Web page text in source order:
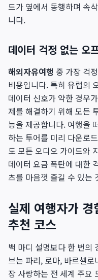
드가 옆에서 동행하며 속
니다.
데이터 걱정 없는 오
해외자유여행 중 가장 걱
비용입니다. 특히 유럽의
데이터 신호가 약한 경우
제를 해결하기 위해 모든
능을 제공합니다. 여행을
하는 투어를 미리 다운로
도 모든 오디오 가이드와
데이터 요금 폭탄에 대한
츠를 마음껏 즐길 수 있는
실제 여행자가
추천 코스
백 마디 설명보다 한 번의
브는 파리, 로마, 바르셀
장 사랑하는 전 세계 주요